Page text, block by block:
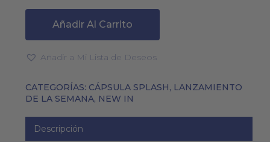
Añadir Al Carrito
Añadir a Mi Lista de Deseos
CATEGORÍAS: CÁPSULA SPLASH, LANZAMIENTO
DE LA SEMANA, NEW IN
Descripción